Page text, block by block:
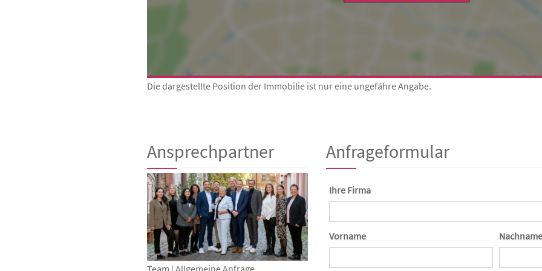
Die dargestellte Position der Immobilie ist nur eine ungefähre Angabe.
Ansprechpartner Anfrageformular
Ihre Firma
Vorname